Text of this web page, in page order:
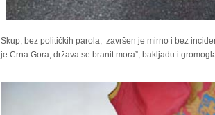
Skup, bez političkih parola, završen je mirno i bez
je Crna Gora, država se branit mora”, bakljadu i